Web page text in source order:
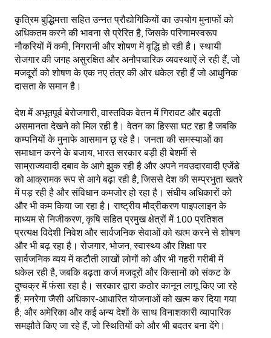
कृत्रिम बुद्धिमत्ता सहित उन्नत प्रौद्योगिकियों का उपयोग मुनाफों को
अधिकतम करने की भावना से प्रेरित है, जिसके परिणामस्वरूप
नौकरियों में कमी, निगरानी और शोषण में वृद्धि हो रही है। स्थायी
रोजगार की जगह असुरक्षित और अनौपचारिक व्यवस्थाऐं ले रही हैं, जो
मजदूरों को शोषण के एक नए तंत्र की ओर धकेल रही हैं जो आधुनिक
दासता के समान है।
देश में अभूतपूर्व बेरोजगारी, वास्तविक वेतन में गिरावट और बढ़ती
असमानता देखने को मिल रही है। वेतन का हिस्सा घट रहा है जबकि
कम्पनियों के मुनाफे आसमान छू रहे है। जनता की समस्याओं का
समाधान करने के बजाय, भारत सरकार बड़ी ही बेशर्मी से
साम्राज्यवादी दबाव के आगे झुक रही है और अपने नवउदारवादी एजेंडे
को आक्रामक रूप से आगे बढ़ा रही है, जिससे देश की सम्प्रभुता खतरे
में पड़ रही है और संविधान कमजोर हो रहा है। संघीय अधिकारों को
और भी कम किया जा रहा है। राष्ट्रीय मौद्रीकरण पाइपलाइन के
माध्यम से निजीकरण, कृषि सहित प्रमुख क्षेत्रों में 100 प्रतिशत
प्रत्यक्ष विदेशी निवेश और सार्वजनिक सेवाओं को खत्म करने से शोषण
और भी बढ़ रहा है। रोजगार, भोजन, स्वास्थ्य और शिक्षा पर
सार्वजनिक व्यय में कटौती लाखों लोगों को और भी गहरी गरीबी में
धकेल रही है, जबकि बढ़ता कर्ज मजदूरों और किसानों को संकट के
दुष्चक्र में फंसा रहा है। सरकार द्वारा कठोर कानून लागू किए जा रहे
हैं; मनरेगा जैसी अधिकार-आधारित योजनाओं को खत्म कर दिया गया
है; और अमेरिका और कई अन्य देशों के साथ विनाशकारी व्यापारिक
समझौते किए जा रहे हैं, जो स्थितियों को और भी बदतर बना देंगे।